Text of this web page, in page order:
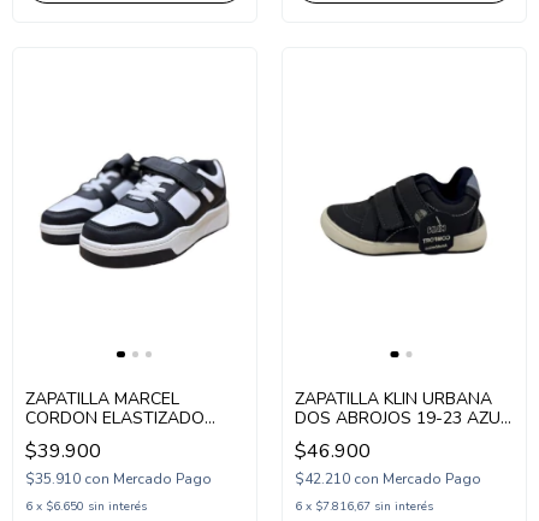
ZAPATILLA MARCEL
CORDON ELASTIZADO
URBANA UNISEX 29-38
NEGRO (MBAR/1N)
$39.900
$35.910 con Mercado Pago
6 x $6.650 sin interés
ZAPATILLA KLIN URBANA
DOS ABROJOS 19-23 AZUL
(KL4482AZ)
$46.900
$42.210 con Mercado Pago
6 x $7.816,67 sin interés